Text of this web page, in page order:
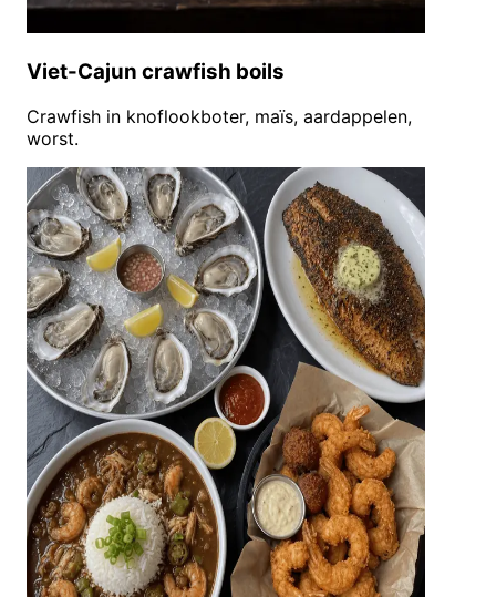
Viet-Cajun crawfish boils
Crawfish in knoflookboter, maïs, aardappelen,
worst.